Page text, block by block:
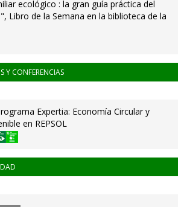
ecológico : la gran guía práctica del
Libro de la Semana en la biblioteca de la
Y CONFERENCIAS
Expertia: Economía Circular y
en REPSOL